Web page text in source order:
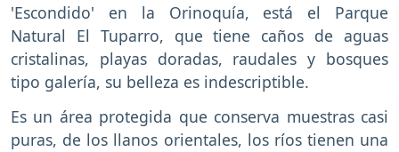
'Escondido' en la Orinoquía, está el Parque
Natural El Tuparro, que tiene caños de aguas
cristalinas, playas doradas, raudales y bosques
tipo galería, su belleza es indescriptible.
Es un área protegida que conserva muestras casi
puras, de los llanos orientales, los ríos tienen una